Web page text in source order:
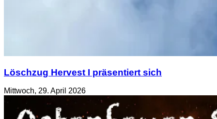
Löschzug Hervest I präsentiert sich
Mittwoch, 29. April 2026